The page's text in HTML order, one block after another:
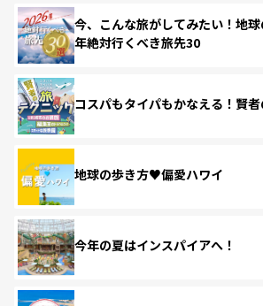
今、こんな旅がしてみたい！地
年絶対行くべき旅先30
コスパもタイパもかなえる！賢
地球の歩き方♥偏愛ハワイ
今年の夏はインスパイアへ！